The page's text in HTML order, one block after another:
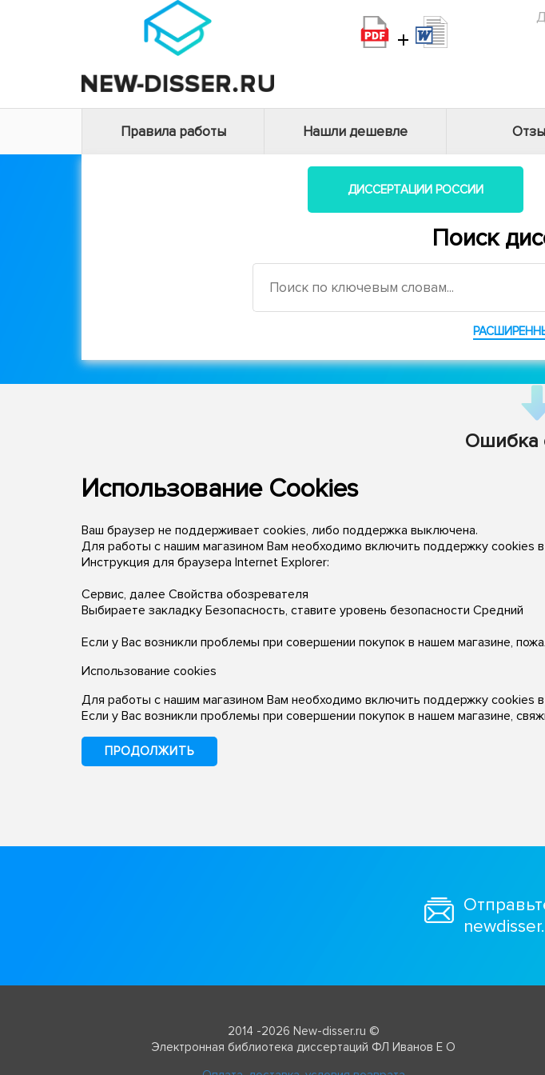
+
Правила работы Нашли дешевле
ДИССЕРТАЦИИ РОССИИ
Поиск
Ошибка
Использование Cookies
Ваш браузер не поддерживает cookies, либо поддержка выключена.
Для работы с нашим магазином Вам необходимо включить поддержку cookies
Инструкция для браузера Internet Explorer:
Сервис, далее Свойства обозревателя
Выбираете закладку Безопасность, ставите уровень безопасности Средний
Если у Вас возникли проблемы при совершении покупок в нашем магазине,
Использование cookies
Для работы с нашим магазином Вам необходимо включить поддержку cookies
Если у Вас возникли проблемы при совершении покупок в нашем магазине,
ПРОДОЛЖИТЬ
2014 -2026 New-disser.ru ©
Электронная библиотека диссертаций ФЛ Иванов Е О